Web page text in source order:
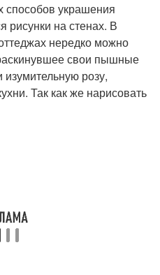
украшения
рисунки на стенах. В
нередко можно
свои пышные
изумительную розу,
Так как же нарисовать